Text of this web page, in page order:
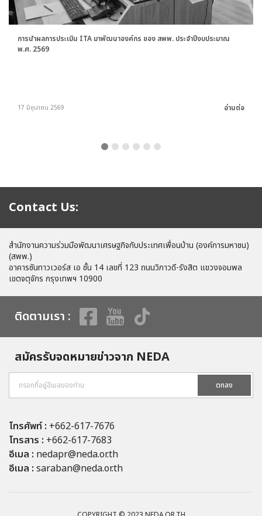
การนำผลการประเมิน ITA มาพัฒนาองค์กร ของ สพพ. ประจำปีงบประมาณ
พ.ศ. 2569
17 มิถุนายน 2569 อ่านต่อ
Contact Us:
สำนักงานความร่วมมือพัฒนาเศรษฐกิจกับประเทศเพื่อนบ้าน (องค์การมหาชน)
(สพพ.)
อาคารซันทาวเวอร์ส เอ ชั้น 14 เลขที่ 123 ถนนวิภาวดี-รังสิต แขวงจอมพล
เขตจตุจักร กรุงเทพฯ 10900
ติดตามเรา :
สมัครรับจดหมายข่าวจาก NEDA
ตกลง
โทรศัพท์ : +662-617-7676
โทรสาร : +662-617-7683
อีเมล : nedapr@neda.or.th
อีเมล : saraban@neda.or.th